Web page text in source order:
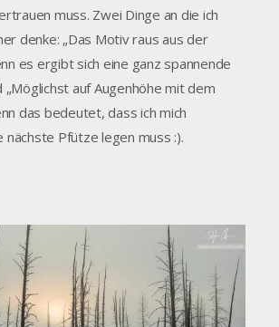
muss. Zwei Dinge an die ich
denke: „Das Motiv raus aus der
es ergibt sich eine ganz spannende
„Möglichst auf Augenhöhe mit dem
das bedeutet, dass ich mich
nächste Pfütze legen muss :).